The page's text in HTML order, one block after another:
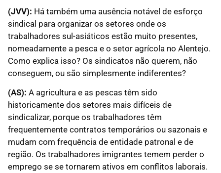
(JVV): Há também uma ausência notável de esforço
sindical para organizar os setores onde os
trabalhadores sul-asiáticos estão muito presentes,
nomeadamente a pesca e o setor agrícola no Alentejo.
Como explica isso? Os sindicatos não querem, não
conseguem, ou são simplesmente indiferentes?
(AS): A agricultura e as pescas têm sido
historicamente dos setores mais difíceis de
sindicalizar, porque os trabalhadores têm
frequentemente contratos temporários ou sazonais e
mudam com frequência de entidade patronal e de
região. Os trabalhadores imigrantes temem perder o
emprego se se tornarem ativos em conflitos laborais.